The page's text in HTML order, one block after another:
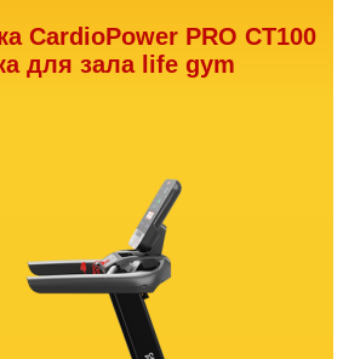
CardioPower PRO CT100
для зала life gym